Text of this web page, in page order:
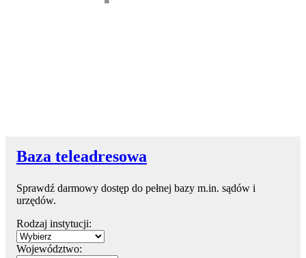
Baza teleadresowa
Sprawdź darmowy dostęp do pełnej bazy m.in. sądów i
urzędów.
Rodzaj instytucji:
Województwo: